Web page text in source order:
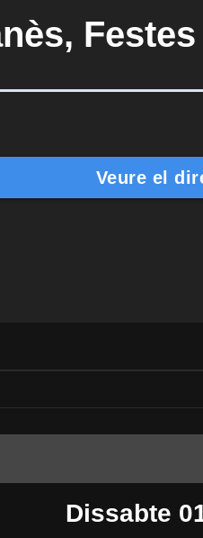
Veure el
Dissabte